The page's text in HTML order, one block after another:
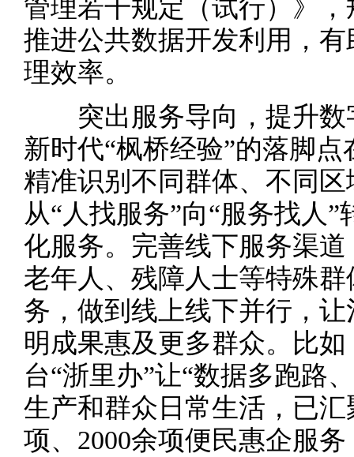
管理若干规定（试行）》
推进公共数据开发利用，
理效率。
突出服务导向，提升
新时代“枫桥经验”的落脚
精准识别不同群体、不同
从“人找服务”向“服务找人
化服务。完善线下服务渠
老年人、残障人士等特殊群
务，做到线上线下并行，
明成果惠及更多群众。比
台“浙里办”让“数据多跑路
生产和群众日常生活，已
项、2000余项便民惠企服